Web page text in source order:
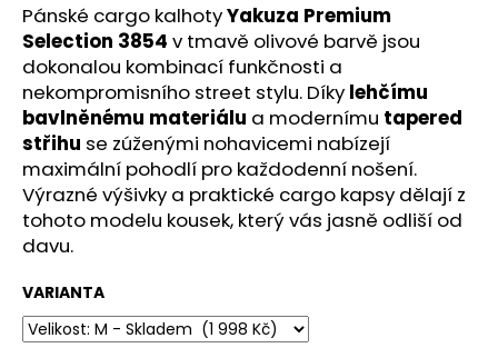
Pánské cargo kalhotyYakuza Premium
Selection 3854 v tmavě olivové barvě jsou
dokonalou kombinací funkčnosti a
nekompromisního street stylu. Díky lehčímu
bavlněnému materiálu a modernímu tapered
střihu se zúženými nohavicemi nabízejí
maximální pohodlí pro každodenní nošení.
Výrazné výšivky a praktické cargo kapsy dělají z
tohoto modelu kousek, který vás jasně odliší od
davu.
VARIANTA
HLEDAT
D
o
p
o
r
u
č
u
j
e